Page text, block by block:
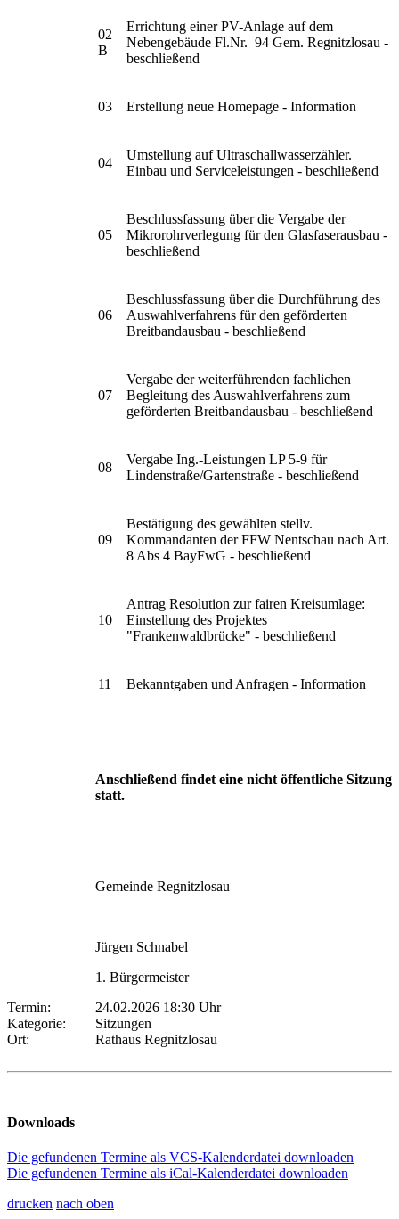
02
B
Errichtung einer PV-Anlage auf dem
Nebengebäude Fl.Nr. 94 Gem. Regnitzlosau -
beschließend
03 Erstellung neue Homepage - Information
04
Umstellung auf Ultraschallwasserzähler.
Einbau und Serviceleistungen - beschließend
05
Beschlussfassung über die Vergabe der
Mikrorohrverlegung für den Glasfaserausbau -
beschließend
06
Beschlussfassung über die Durchführung des
Auswahlverfahrens für den geförderten
Breitbandausbau - beschließend
07
Vergabe der weiterführenden fachlichen
Begleitung des Auswahlverfahrens zum
geförderten Breitbandausbau - beschließend
08
Vergabe Ing.-Leistungen LP 5-9 für
Lindenstraße/Gartenstraße - beschließend
09
Bestätigung des gewählten stellv.
Kommandanten der FFW Nentschau nach Art.
8 Abs 4 BayFwG - beschließend
10
Antrag Resolution zur fairen Kreisumlage:
Einstellung des Projektes
"Frankenwaldbrücke" - beschließend
11 Bekanntgaben und Anfragen - Information
Anschließend findet eine nicht öffentliche Sitzung
statt.
Gemeinde Regnitzlosau
Jürgen Schnabel
1. Bürgermeister
Termin:
24.02.2026 18:30 Uhr
Kategorie:
Sitzungen
Ort:
Rathaus Regnitzlosau
Downloads
Die gefundenen Termine als VCS-Kalenderdatei downloaden
Die gefundenen Termine als iCal-Kalenderdatei downloaden
drucken nach oben